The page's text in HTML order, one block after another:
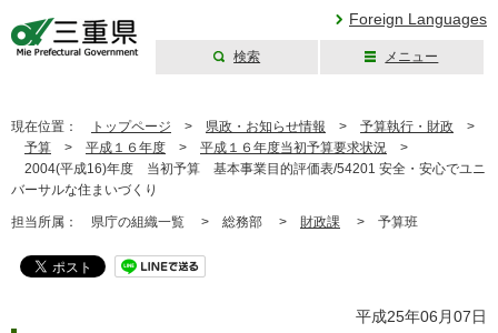
Foreign Languages
検索 メニュー
現在位置： トップページ > 県政・お知らせ情報 > 予算執行・財政 >
予算 > 平成１６年度 > 平成１６年度当初予算要求状況 >
2004(平成16)年度 当初予算 基本事業目的評価表/54201 安全・安心でユニ
バーサルな住まいづくり
担当所属： 県庁の組織一覧 > 総務部 > 財政課 > 予算班
平成25年06月07日